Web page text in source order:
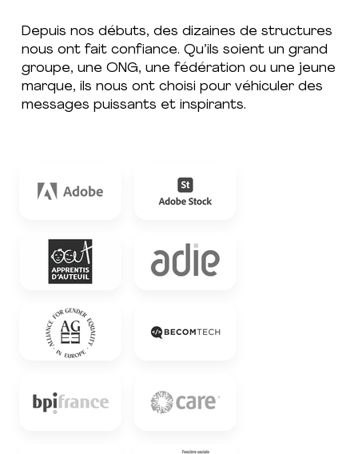
Depuis nos débuts, des dizaines de structures
nous ont fait confiance. Qu’ils soient un grand
groupe, une ONG, une fédération ou une jeune
marque, ils nous ont choisi pour véhiculer des
messages puissants et inspirants.